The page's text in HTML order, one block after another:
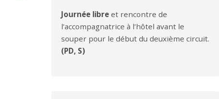
Journée libre et rencontre de
l’accompagnatrice à l’hôtel avant le
souper pour le début du deuxième circuit.
(PD, S)